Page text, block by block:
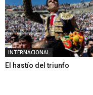
INTERNACIONAL
El hastío del triunfo